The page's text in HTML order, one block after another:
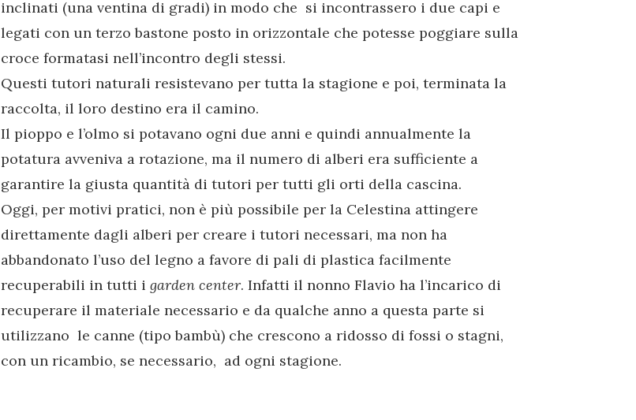
inclinati (una ventina di gradi) in modo che si incontrassero i due capi e
legati con un terzo bastone posto in orizzontale che potesse poggiare sulla
croce formatasi nell’incontro degli stessi.
Questi tutori naturali resistevano per tutta la stagione e poi, terminata la
raccolta, il loro destino era il camino.
Il pioppo e l’olmo si potavano ogni due anni e quindi annualmente la
potatura avveniva a rotazione, ma il numero di alberi era sufficiente a
garantire la giusta quantità di tutori per tutti gli orti della cascina.
Oggi, per motivi pratici, non è più possibile per la Celestina attingere
direttamente dagli alberi per creare i tutori necessari, ma non ha
abbandonato l’uso del legno a favore di pali di plastica facilmente
recuperabili in tutti i garden center. Infatti il nonno Flavio ha l’incarico di
recuperare il materiale necessario e da qualche anno a questa parte si
utilizzano le canne (tipo bambù) che crescono a ridosso di fossi o stagni,
con un ricambio, se necessario, ad ogni stagione.